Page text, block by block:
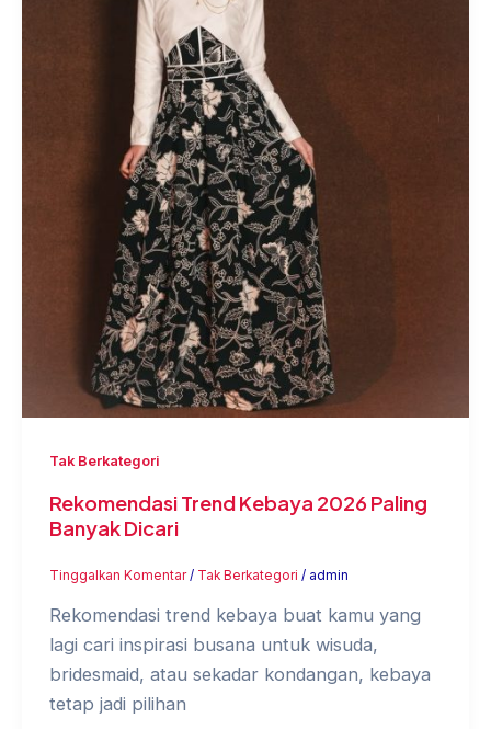
Tak Berkategori
Rekomendasi Trend Kebaya 2026 Paling
Banyak Dicari
Tinggalkan Komentar / Tak Berkategori / admin
Rekomendasi trend kebaya buat kamu yang
lagi cari inspirasi busana untuk wisuda,
bridesmaid, atau sekadar kondangan, kebaya
tetap jadi pilihan